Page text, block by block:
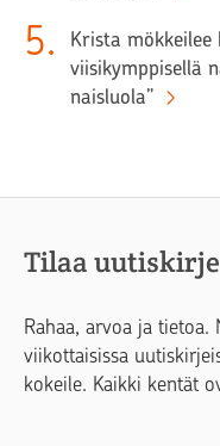
5.
Krista mökkeilee
viisikymppisellä
naisluola”
Tilaa uutiskirje
Rahaa, arvoa ja tietoa.
viikottaisissa
kokeile. Kaikki kentät